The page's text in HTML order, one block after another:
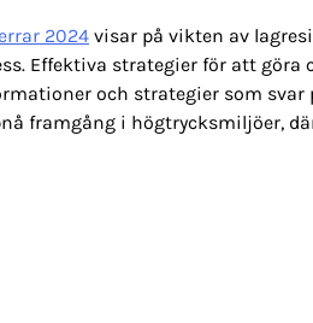
2024 visar på vikten av
Effektiva strategier för att
och strategier som
framgång i högtrycksmiljöer,